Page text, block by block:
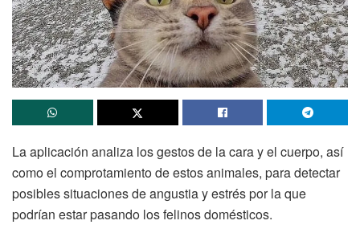
La aplicación analiza los gestos de la cara y el cuerpo, así
como el comprotamiento de estos animales, para detectar
posibles situaciones de angustia y estrés por la que
podrían estar pasando los felinos domésticos.